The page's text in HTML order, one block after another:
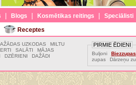
| Blogs | Kosmētikas reitings | Speciālisti
Receptes
PIRMIE ĒDIENI
Buljoni
Biezzupas
zupas
Dārzeņu
UZKODAS
MILTU
SALĀTI
MĀJAS
DZĒRIENI DAŽĀDI